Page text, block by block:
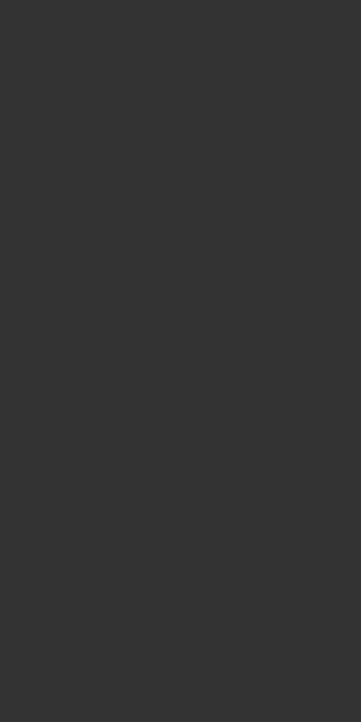
2027
Bedürfnissen orientiert. Vielseitigkeit, die dafür sorgt,
zur Qualitätssicherung